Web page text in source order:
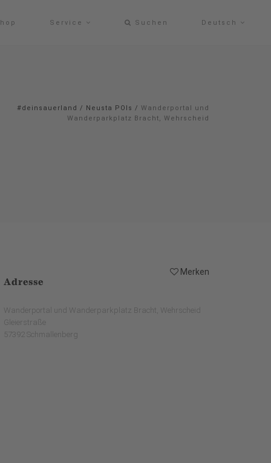
Service Suchen Deutsch
#deinsauerland / Neusta POIs / Wanderportal und
Wanderparkplatz Bracht, Wehrscheid
Merken
Adresse
Wanderportal und Wanderparkplatz Bracht, Wehrscheid
Gleierstraße
57392 Schmallenberg